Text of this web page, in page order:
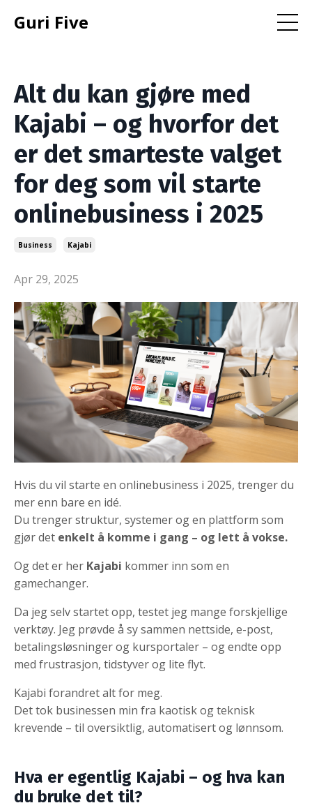
Guri Five
Alt du kan gjøre med
Kajabi – og hvorfor det
er det smarteste valget
for deg som vil starte
onlinebusiness i 2025
Business Kajabi
Apr 29, 2025
Hvis du vil starte en onlinebusiness i 2025, trenger du
mer enn bare en idé.
Du trenger struktur, systemer og en plattform som
gjør det enkelt å komme i gang – og lett å vokse.
Og det er her Kajabi kommer inn som en
gamechanger.
Da jeg selv startet opp, testet jeg mange forskjellige
verktøy. Jeg prøvde å sy sammen nettside, e-post,
betalingsløsninger og kursportaler – og endte opp
med frustrasjon, tidstyver og lite flyt.
Kajabi forandret alt for meg.
Det tok businessen min fra kaotisk og teknisk
krevende – til oversiktlig, automatisert og lønnsom.
Hva er egentlig Kajabi – og hva kan
du bruke det til?